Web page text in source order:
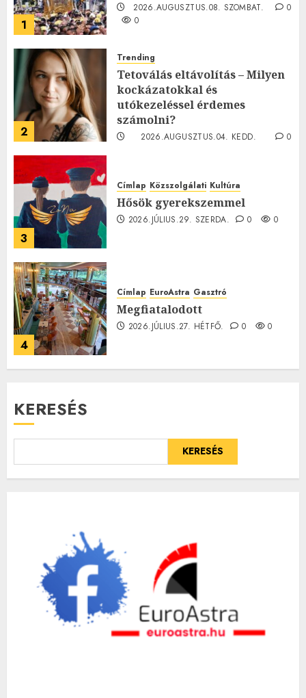
1
2026.AUGUSZTUS.08. SZOMBAT.
0
0
2
Trending
Tetoválás eltávolítás – Milyen
kockázatokkal és
utókezeléssel érdemes
számolni?
2026.AUGUSZTUS.04. KEDD.
0
3
Címlap Közszolgálati Kultúra
Hősök gyerekszemmel
2026.JÚLIUS.29. SZERDA. 0 0
4
Címlap EuroAstra Gasztró
Megfiatalodott
2026.JÚLIUS.27. HÉTFŐ. 0 0
KERESÉS
KERESÉS